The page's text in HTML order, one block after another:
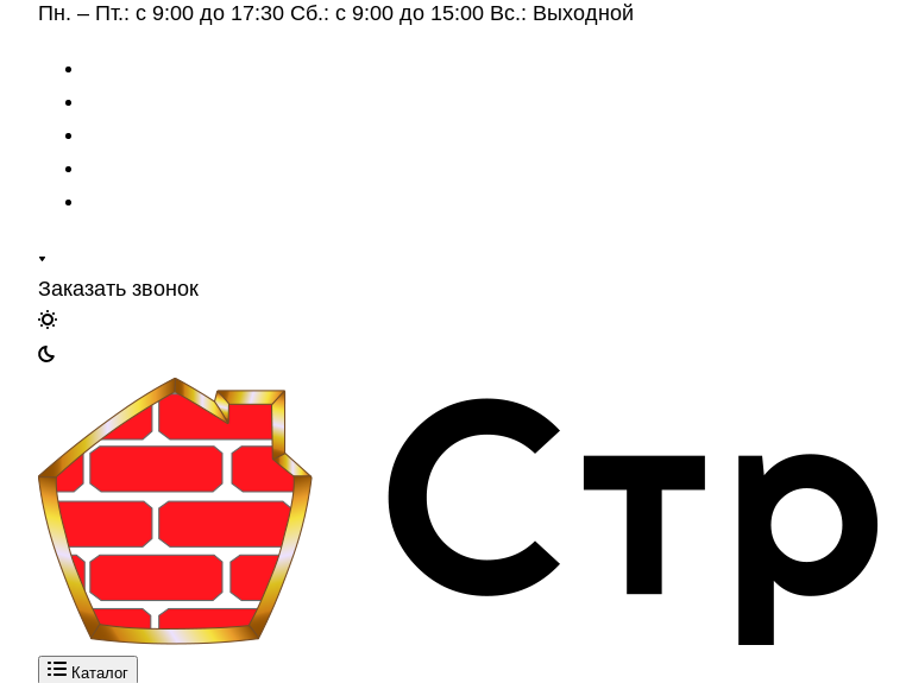
Пн. – Пт.: с 9:00 до 17:30 Сб.: с 9:00 до 15:00 Вс.: Выходной
Заказать звонок
Каталог